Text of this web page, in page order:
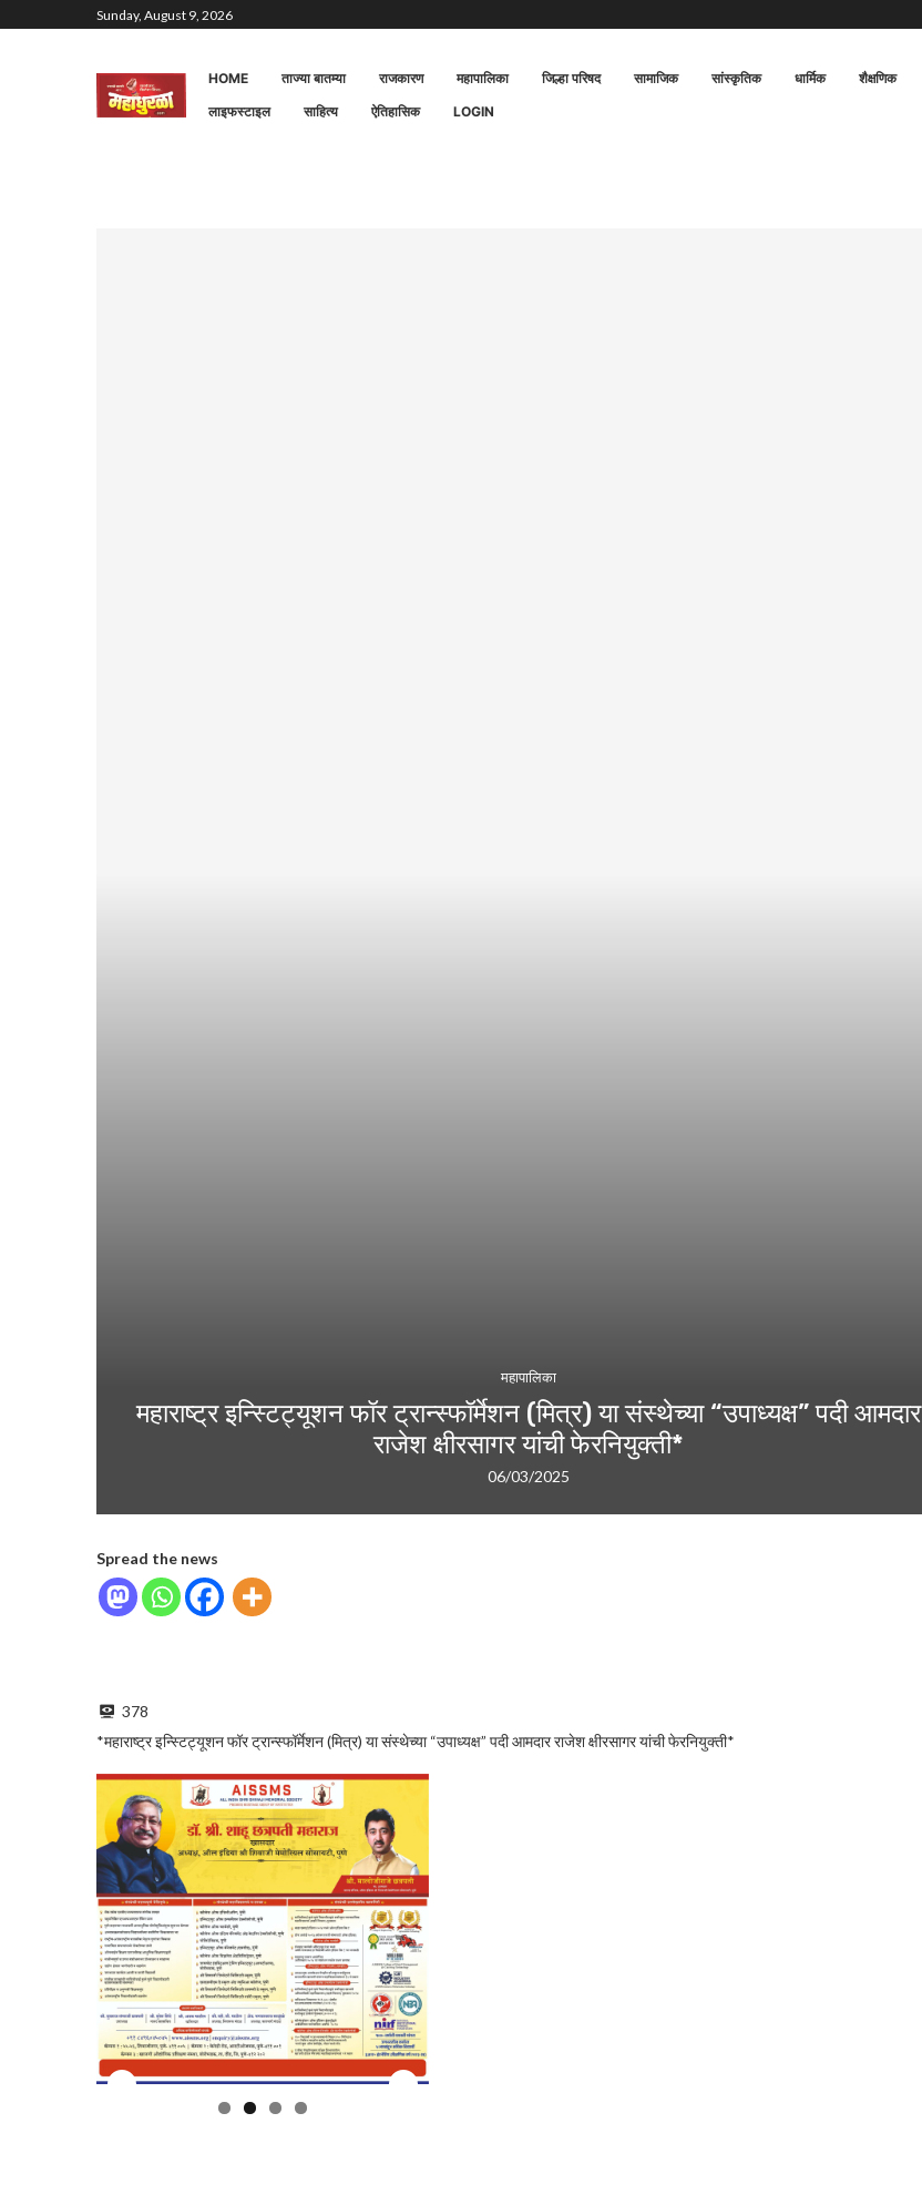
Sunday, August 9, 2026
HOME ताज्या बातम्या राजकारण महापालिका जिल्हा परिषद सामाजिक सांस्कृतिक धार्मिक शैक्षणिक
लाइफस्टाइल
साहित्य ऐतिहासिक LOGIN
महापालिका
महाराष्ट्र इन्स्टिट्यूशन फॉर ट्रान्स्फॉर्मेशन (मित्र) या संस्थेच्या “उपाध्यक्ष” पदी आमदार
राजेश क्षीरसागर यांची फेरनियुक्ती*
06/03/2025
Spread the news
378
*महाराष्ट्र इन्स्टिट्यूशन फॉर ट्रान्स्फॉर्मेशन (मित्र) या संस्थेच्या “उपाध्यक्ष” पदी आमदार राजेश क्षीरसागर यांची फेरनियुक्ती*